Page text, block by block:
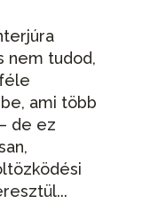
nem tudod,
ami több
de ez